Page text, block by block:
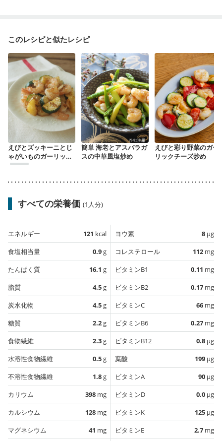
このレシピと似たレシピ
えびとズッキーニとじ
ゃがいものガーリック
ソテー
簡単 海老とアスパラガ
スの中華風塩炒め
えびと彩り野菜のガー
リックチーズ炒め
すべての栄養価 (1人分)
エネルギー 121 kcal
食塩相当量
0.9g
たんぱく質
16.1 g
脂質
4.5g
炭水化物
4.5g
糖質
2.2g
食物繊維
2.3g
水溶性食物繊維
0.5g
不溶性食物繊維
1.8g
カリウム
398 mg
カルシウム
128 mg
マグネシウム
41 mg
ヨウ素 8 µg
コレステロール
112 mg
ビタミンB1
0.11 mg
ビタミンB2
0.17 mg
ビタミンC
66 mg
ビタミンB6
0.27 mg
ビタミンB12
0.8 µg
葉酸
199 µg
ビタミンA
90 µg
ビタミンD
0.0 µg
ビタミンK
125 µg
ビタミンE
2.7 mg